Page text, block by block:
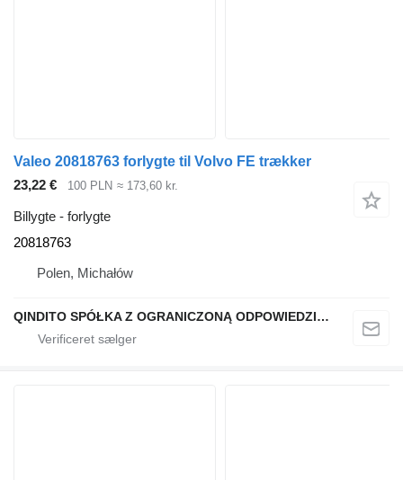
Valeo 20818763 forlygte til Volvo FE trækker
23,22 €
100 PLN ≈ 173,60 kr.
Billygte - forlygte
20818763
Polen, Michałów
QINDITO SPÓŁKA Z OGRANICZONĄ ODPOWIEDZIALNOŚCIĄ